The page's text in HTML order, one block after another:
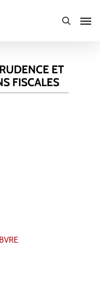
search
ET
FISCALES